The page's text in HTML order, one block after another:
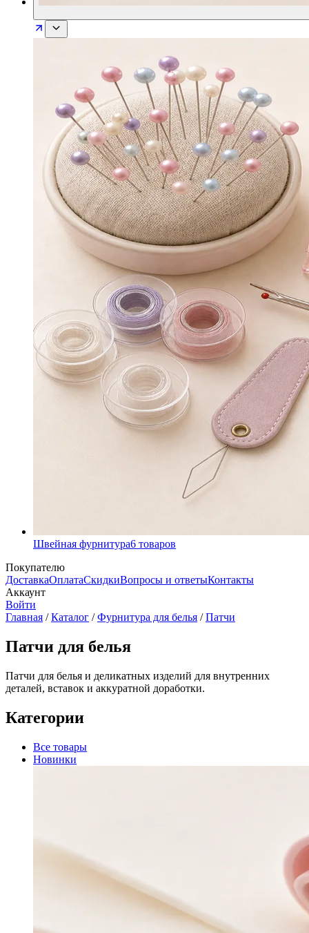
Швейная фурнитура6 товаров
Покупателю
ДоставкаОплатаСкидкиВопросы и ответыКонтакты
Аккаунт
Войти
Главная / Каталог / Фурнитура для белья / Патчи
Патчи для белья
Патчи для белья и деликатных изделий для внутренних
деталей, вставок и аккуратной доработки.
Категории
Все товары
Новинки